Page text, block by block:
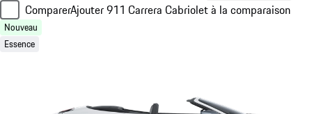
ComparerAjouter 911 Carrera Cabriolet à la comparaison
Nouveau
Essence